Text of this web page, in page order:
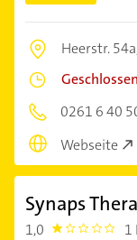
Heerstr.
Geschlossen
0261 6 40
Webseite
Synaps
1,0 1.0 1